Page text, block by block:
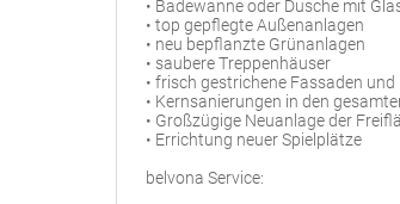
• Badewanne oder Dusche mit
• top gepflegte Außenanlagen
• neu bepflanzte Grünanlagen
• saubere Treppenhäuser
• frisch gestrichene Fassaden und
• Kernsanierungen in den
• Großzügige Neuanlage der
• Errichtung neuer Spielplätze
belvona Service: